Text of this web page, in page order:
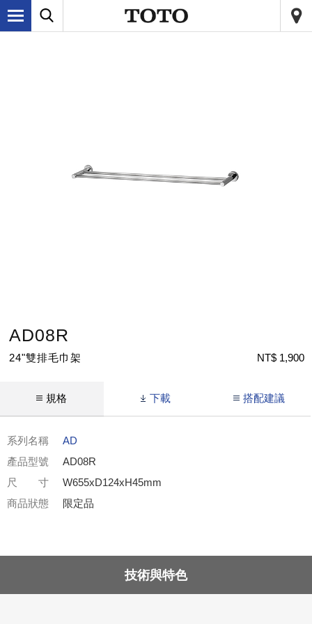
AD08R
24"雙排毛巾架 NT$ 1,900
規格 下載 搭配建議
系列名稱
AD
產品型號
AD08R
尺 寸
W655xD124xH45mm
商品狀態
限定品
技術與特色